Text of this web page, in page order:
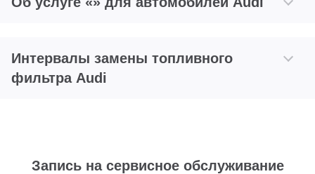
Интервалы замены топливного
фильтра Audi
Запись на сервисное обслуживание